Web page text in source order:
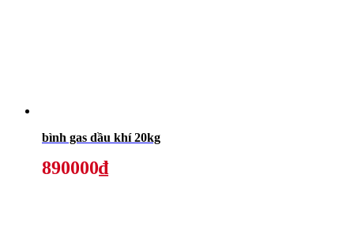
bình gas dầu khí 20kg
890000₫